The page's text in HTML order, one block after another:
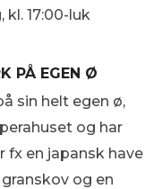
17:00-luk
PÅ EGEN Ø
sin helt egen ø,
og har
fx en japansk have
og en